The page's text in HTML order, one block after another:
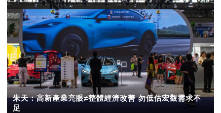
朱天：高新產業亮眼≠整體經濟改善 勿低估宏觀需求不
足